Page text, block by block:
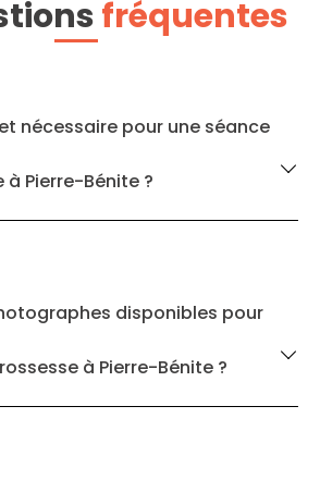
fréquentes
nécessaire pour une séance
Pierre-Bénite ?
disponibles pour
à Pierre-Bénite ?